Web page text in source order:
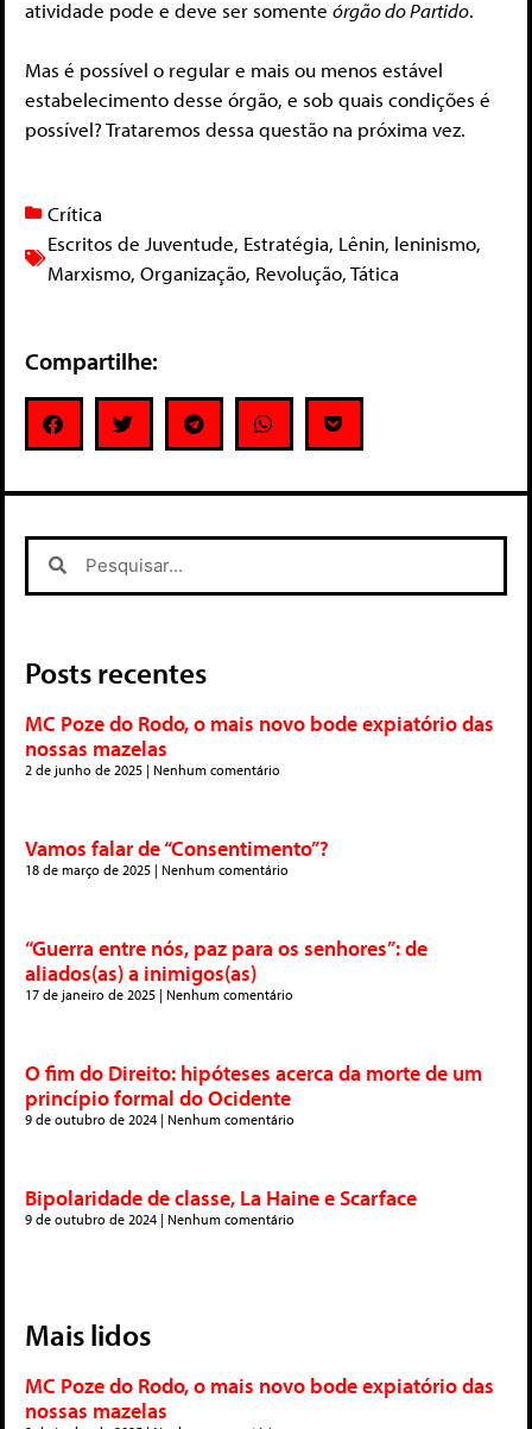
atividade pode e deve ser somente órgão do Partido.
Mas é possível o regular e mais ou menos estável
estabelecimento desse órgão, e sob quais condições é
possível? Trataremos dessa questão na próxima vez.
Crítica
Escritos de Juventude, Estratégia, Lênin, leninismo,
Marxismo, Organização, Revolução,Tática
Compartilhe:
Posts recentes
MC Poze do Rodo, o mais novo bode expiatório das
nossas mazelas
2 de junho de 2025 Nenhum comentário
Vamos falar de “Consentimento”?
18 de março de 2025 Nenhum comentário
“Guerra entre nós, paz para os senhores”: de
aliados(as) a inimigos(as)
17 de janeiro de 2025 Nenhum comentário
O fim do Direito: hipóteses acerca da morte de um
princípio formal do Ocidente
9 de outubro de 2024 Nenhum comentário
Bipolaridade de classe, La Haine e Scarface
9 de outubro de 2024 Nenhum comentário
Mais lidos
MC Poze do Rodo, o mais novo bode expiatório das
nossas mazelas